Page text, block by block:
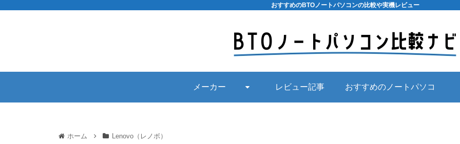
おすすめのBTOノートパソコンの比較や実機レビュー
メーカー レビュー記事 おすすめのノートパソコ
ホーム Lenovo（レノボ）